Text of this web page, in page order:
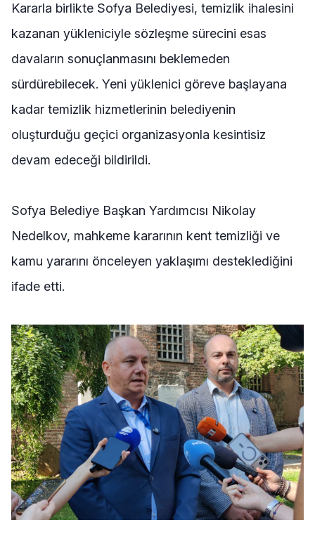
Kararla birlikte Sofya Belediyesi, temizlik ihalesini
kazanan yükleniciyle sözleşme sürecini esas
davaların sonuçlanmasını beklemeden
sürdürebilecek. Yeni yüklenici göreve başlayana
kadar temizlik hizmetlerinin belediyenin
oluşturduğu geçici organizasyonla kesintisiz
devam edeceği bildirildi.
Sofya Belediye Başkan Yardımcısı Nikolay
Nedelkov, mahkeme kararının kent temizliği ve
kamu yararını önceleyen yaklaşımı desteklediğini
ifade etti.